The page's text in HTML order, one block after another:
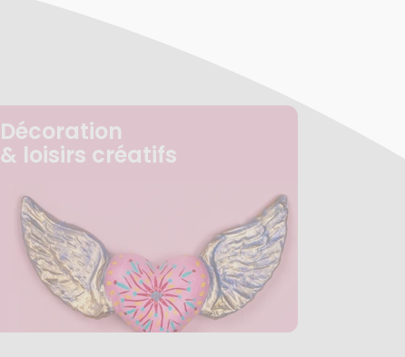
Décoration
& loisirs créatifs